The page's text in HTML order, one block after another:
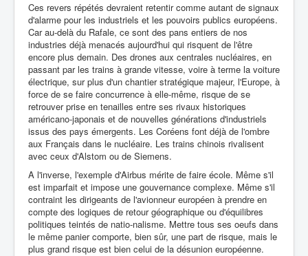
Ces revers répétés devraient retentir comme autant de signaux
d'alarme pour les industriels et les pouvoirs publics européens.
Car au-delà du Rafale, ce sont des pans entiers de nos
industries déjà menacés aujourd'hui qui risquent de l'être
encore plus demain. Des drones aux centrales nucléaires, en
passant par les trains à grande vitesse, voire à terme la voiture
électrique, sur plus d'un chantier stratégique majeur, l'Europe, à
force de se faire concurrence à elle-même, risque de se
retrouver prise en tenailles entre ses rivaux historiques
américano-japonais et de nouvelles générations d'industriels
issus des pays émergents. Les Coréens font déjà de l'ombre
aux Français dans le nucléaire. Les trains chinois rivalisent
avec ceux d'Alstom ou de Siemens.
A l'inverse, l'exemple d'Airbus mérite de faire école. Même s'il
est imparfait et impose une gouvernance complexe. Même s'il
contraint les dirigeants de l'avionneur européen à prendre en
compte des logiques de retour géographique ou d'équilibres
politiques teintés de natio-nalisme. Mettre tous ses oeufs dans
le même panier comporte, bien sûr, une part de risque, mais le
plus grand risque est bien celui de la désunion européenne.